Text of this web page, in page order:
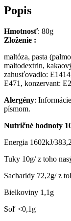
Popis
Hmotnosť: 80g
Zloženie :
maltóza, pasta
maltodextrin,
zahusťovadlo:
E471, konzervant:
Alergény:
písmom.
Nutričné hodnoty
Energia 1602kJ/
Tuky 10g/ z toho
Sacharidy 72,2g/ z
Bielkoviny 1,1g
Soľ <0,1g